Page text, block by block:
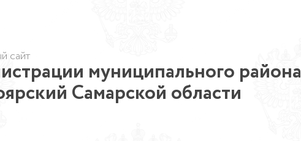
сайт
муниципального района
Самарской области